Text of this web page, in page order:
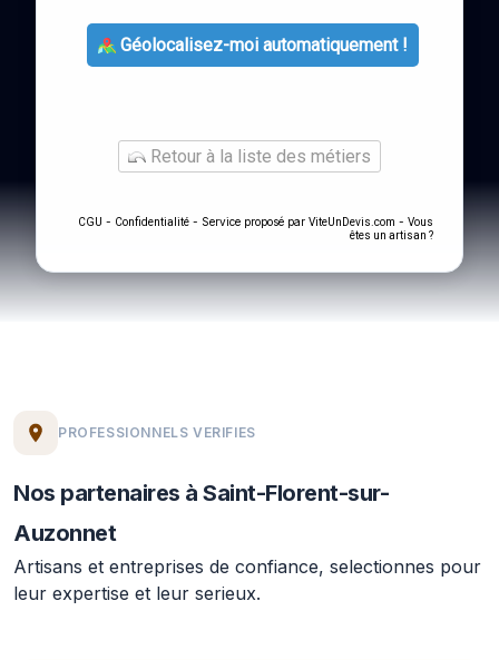
Géolocalisez-moi automatiquement !
Retour à la liste des métiers
CGU - Confidentialité - Service proposé par ViteUnDevis.com - Vous
êtes un artisan ?
PROFESSIONNELS VERIFIES
Nos partenaires à Saint-Florent-sur-
Auzonnet
Artisans et entreprises de confiance, selectionnes pour
leur expertise et leur serieux.